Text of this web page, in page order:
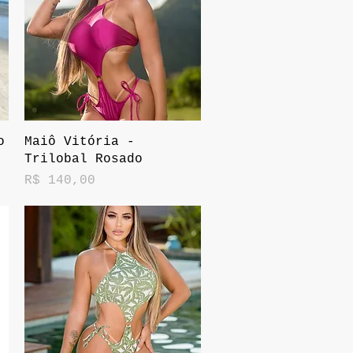
Visualização rápida
Maiô Vitória -
Trilobal Rosado
Preço
R$ 140,00